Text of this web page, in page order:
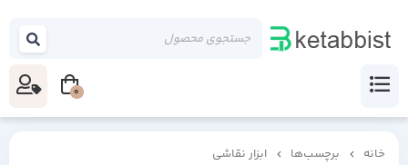
خانه برچسب‌ها ابزار نقاشی
0